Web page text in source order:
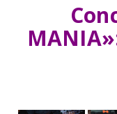
MANIA»